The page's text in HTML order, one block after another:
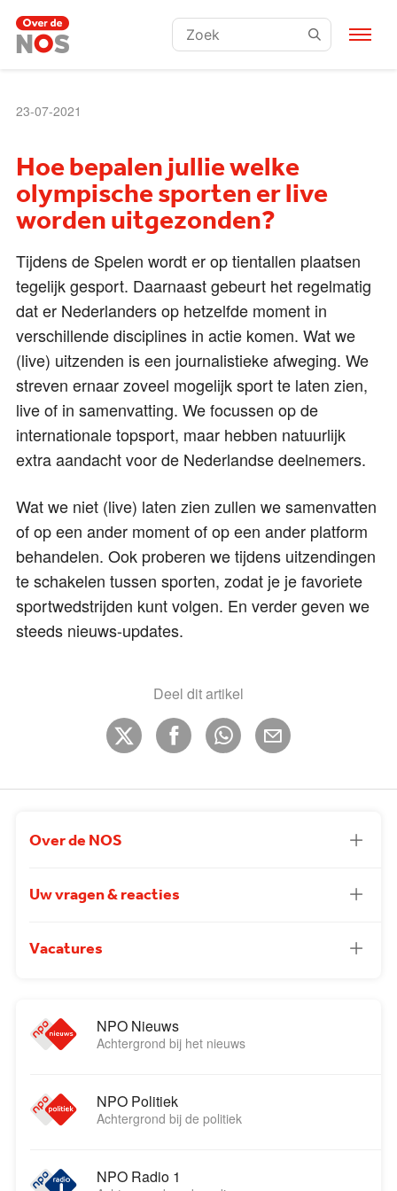
Zoeken:
23-07-2021
Hoe bepalen jullie welke
olympische sporten er live
worden uitgezonden?
Tijdens de Spelen wordt er op tientallen plaatsen
tegelijk gesport. Daarnaast gebeurt het regelmatig
dat er Nederlanders op hetzelfde moment in
verschillende disciplines in actie komen. Wat we
(live) uitzenden is een journalistieke afweging. We
streven ernaar zoveel mogelijk sport te laten zien,
live of in samenvatting. We focussen op de
internationale topsport, maar hebben natuurlijk
extra aandacht voor de Nederlandse deelnemers.
Wat we niet (live) laten zien zullen we samenvatten
of op een ander moment of op een ander platform
behandelen. Ook proberen we tijdens uitzendingen
te schakelen tussen sporten, zodat je je favoriete
sportwedstrijden kunt volgen. En verder geven we
steeds nieuws-updates.
Deel dit artikel
Over de NOS
Uw vragen & reacties
Vacatures
NPO Nieuws
Achtergrond bij het nieuws
NPO Politiek
Achtergrond bij de politiek
NPO Radio 1